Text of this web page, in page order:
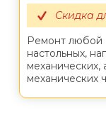
Ремонт любой
настольных,
механических,
механических
Скидка